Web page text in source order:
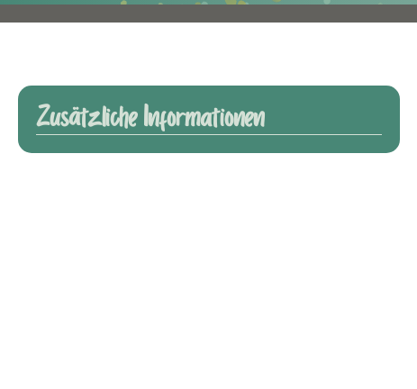
Zusätzliche Informationen